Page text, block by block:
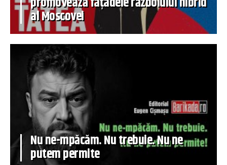
al Moscovei
Nu ne-mpăcăm. Nu trebuie. Nu ne
putem permite